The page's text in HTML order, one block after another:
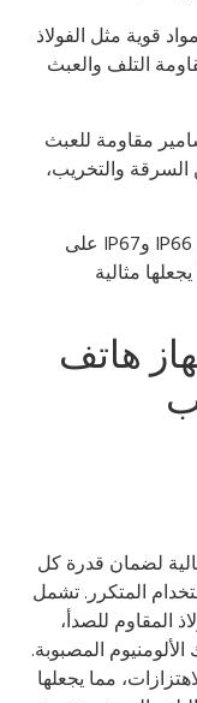
مثل الفولاذ
التلف والعبث
مقاومة للعبث
والتخريب،
تعمل تصنيفات مقاومة الطقس مثل IP66 وIP67 على
مثالية
هاتف
لضمان قدرة كل
المتكرر. تشمل
الفولاذ المقاوم للصدأ،
المصبوبة.
مما يجعلها